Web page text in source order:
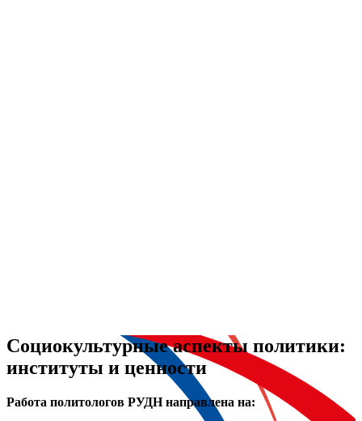
Социокультурные аспекты политики:
институты и ценности
Работа политологов РУДН направлена на: